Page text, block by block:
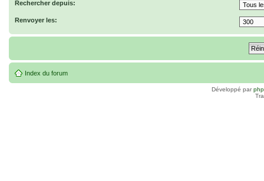
Rechercher depuis:
Renvoyer les:
Index du forum
Développé par